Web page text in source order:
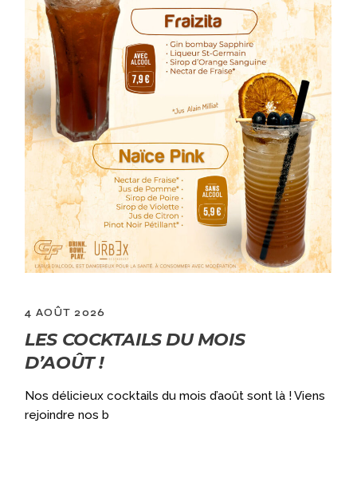
4 AOÛT 2026
LES COCKTAILS DU MOIS
D’AOÛT !
Nos délicieux cocktails du mois d’août sont là ! Viens
rejoindre nos b